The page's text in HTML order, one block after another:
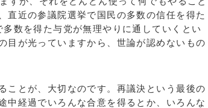
直近の参議院選挙で国民の多数の信任を得た
数を得た与党が無理やりに通していくとい
目が光っていますから、世論が認めないもの
とが、大切なのです。再議決という最後の
中経過でいろんな合意を得るとか、いろんな